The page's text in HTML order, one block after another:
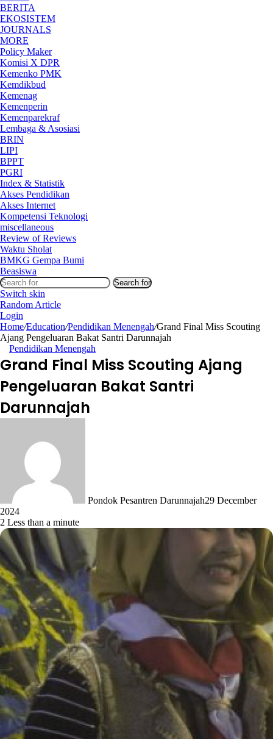
BERITA
EKOSISTEM
JOURNALS
MORE
Policy Maker
Komisi X DPR
Kemenko PMK
Kemdikbud
Kemenag
Kemenperin
Kemenparekraf
Lembaga & Asosiasi
BRIN
LIPI
BPPT
PGRI
Index & Statistik
Akses Pendidikan
Akses Internet
Kompetensi Teknologi
miscellaneous
Review of Reviews
Waktu Sholat
BMKG Gempa Bumi
Beasiswa
Search for
Switch skin
Random Article
Login
Home/Education/Pendidikan Menengah/Grand Final Miss Scouting
Ajang Pengeluaran Bakat Santri Darunnajah
Pendidikan Menengah
Grand Final Miss Scouting Ajang
Pengeluaran Bakat Santri
Darunnajah
Pondok Pesantren Darunnajah29 December
2024
2 Less than a minute